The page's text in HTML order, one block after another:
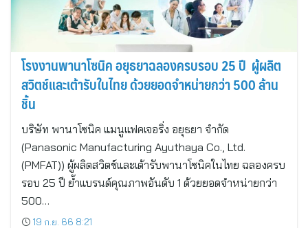
โรงงานพานาโซนิค อยุธยาฉลองครบรอบ 25 ปี ​ ผู้ผลิต
สวิตช์และเต้ารับในไทย ด้วยยอดจำหน่ายกว่า 500 ล้าน
ชิ้น
บริษัท พานาโซนิค แมนูแฟคเจอริ่ง อยุธยา จำกัด
(Panasonic Manufacturing Ayuthaya Co., Ltd.
(PMFAT)) ผู้ผลิตสวิตช์และเต้ารับพานาโซนิคในไทย ฉลองครบ
รอบ 25 ปี ย้ำแบรนด์คุณภาพอันดับ 1 ด้วยยอดจำหน่ายกว่า
500…
19 ก.ย. 66 8:21